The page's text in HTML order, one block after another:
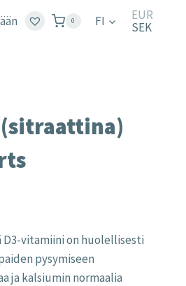
0 FI
EUR
SEK
(sitraattina)
D3-vitamiini on huolellisesti
pysymiseen
ja kalsiumin normaalia